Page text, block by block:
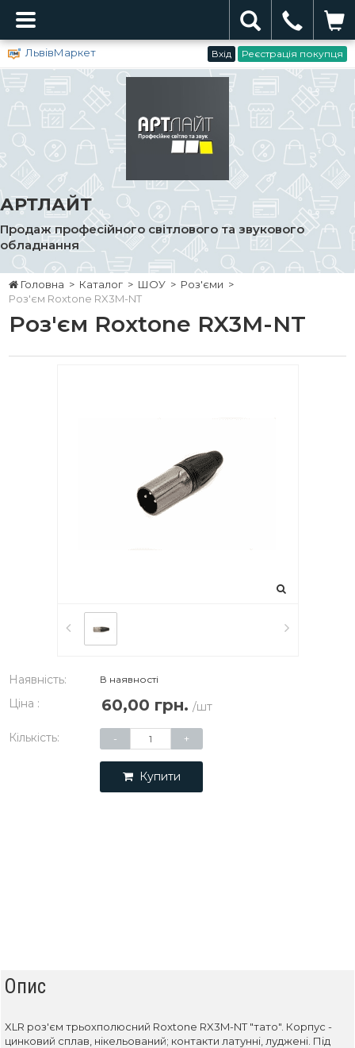
Вхід Реєстрація покупця
ЛьвівМаркет
АРТЛАЙТ
Продаж професійного світлового та звукового
обладнання
Головна > Каталог > ШОУ > Роз'єми >
Роз'єм Roxtone RX3M-NT
Роз'єм Roxtone RX3M-NT
Наявність: В наявності
Ціна : 60,00 грн. /шт
Кількість: - +
Купити
Опис
XLR роз'єм трьохполюсний Roxtone RX3M-NT "тато". Корпус -
цинковий сплав, нікельований; контакти латунні, луджені. Під